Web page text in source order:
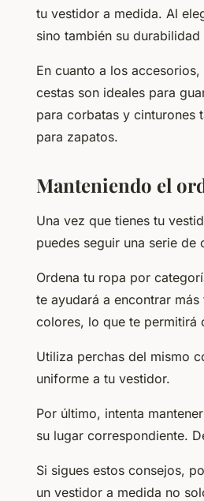
tu vestidor a medida. Al
sino también su
En cuanto a los
cestas son ideales para
para corbatas y cinturones
para zapatos.
Manteniendo el
Una vez que tienes tu
puedes seguir una serie de
Ordena tu ropa por
te ayudará a encontrar
colores, lo que te permitirá
Utiliza perchas del mismo
uniforme a tu vestidor.
Por último, intenta
su lugar correspondiente.
Si sigues estos consejos,
un vestidor a medida no